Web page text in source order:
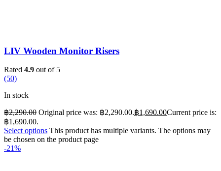
LIV Wooden Monitor Risers
Rated 4.9 out of 5
(50)
In stock
฿2,290.00 Original price was: ฿2,290.00.฿1,690.00Current price is:
฿1,690.00.
Select options This product has multiple variants. The options may
be chosen on the product page
-21%